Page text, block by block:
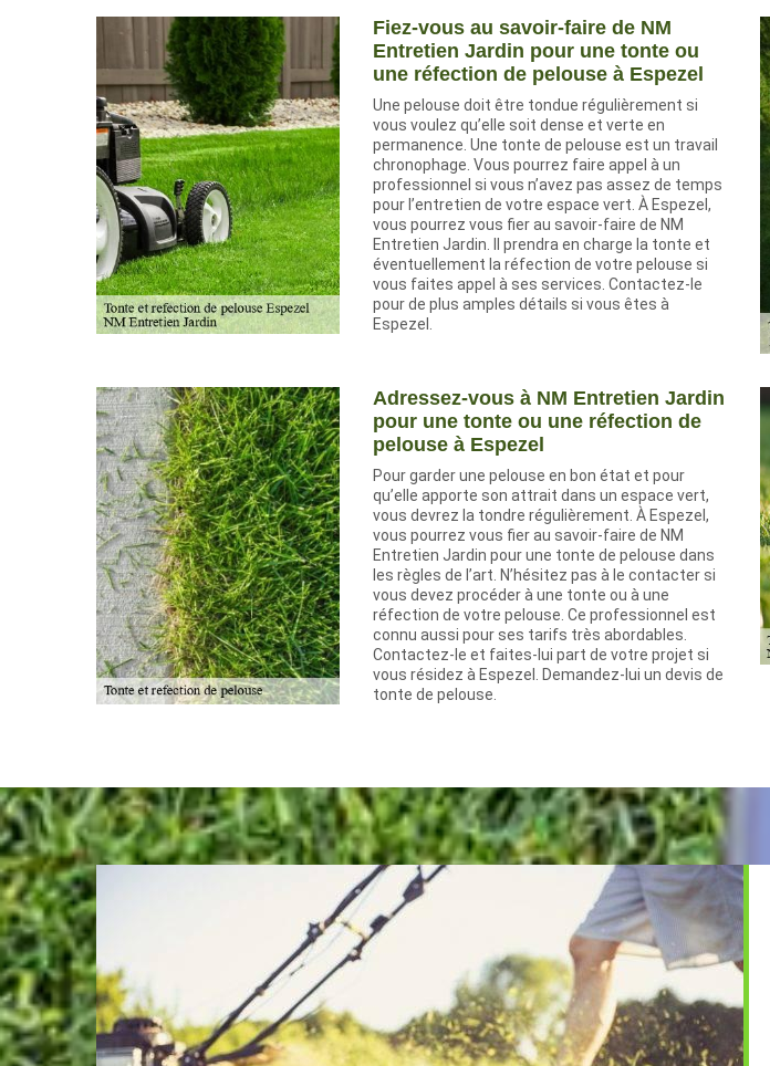
Fiez-vous au savoir-faire de NM
Entretien Jardin pour une tonte ou
une réfection de pelouse à Espezel
Une pelouse doit être tondue régulièrement si
vous voulez qu’elle soit dense et verte en
permanence. Une tonte de pelouse est un travail
chronophage. Vous pourrez faire appel à un
professionnel si vous n’avez pas assez de temps
pour l’entretien de votre espace vert. À Espezel,
vous pourrez vous fier au savoir-faire de NM
Entretien Jardin. Il prendra en charge la tonte et
éventuellement la réfection de votre pelouse si
vous faites appel à ses services. Contactez-le
pour de plus amples détails si vous êtes à
Espezel.
Adressez-vous à NM Entretien Jardin
pour une tonte ou une réfection de
pelouse à Espezel
Pour garder une pelouse en bon état et pour
qu’elle apporte son attrait dans un espace vert,
vous devrez la tondre régulièrement. À Espezel,
vous pourrez vous fier au savoir-faire de NM
Entretien Jardin pour une tonte de pelouse dans
les règles de l’art. N’hésitez pas à le contacter si
vous devez procéder à une tonte ou à une
réfection de votre pelouse. Ce professionnel est
connu aussi pour ses tarifs très abordables.
Contactez-le et faites-lui part de votre projet si
vous résidez à Espezel. Demandez-lui un devis de
tonte de pelouse.